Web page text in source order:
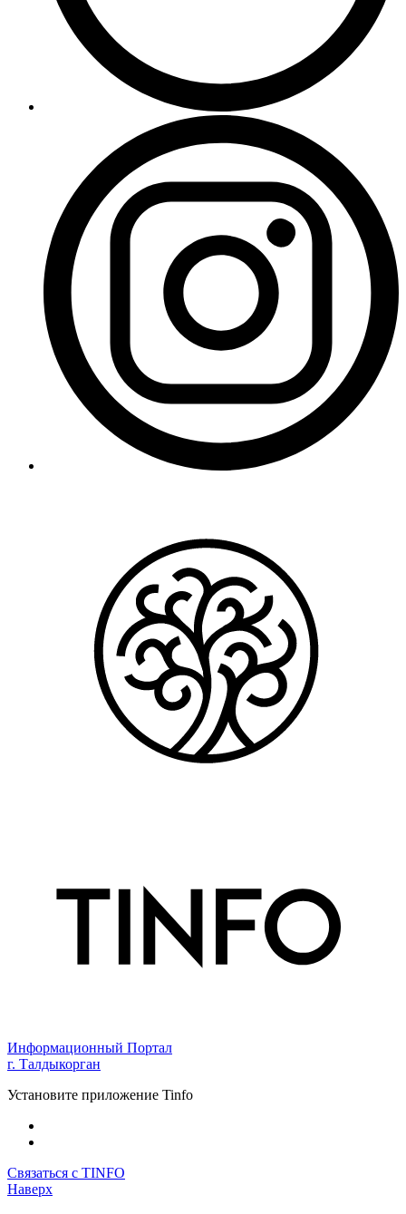
Информационный Портал
г. Талдыкорган
Установите приложение Tinfo
Связаться с TINFO
Наверх